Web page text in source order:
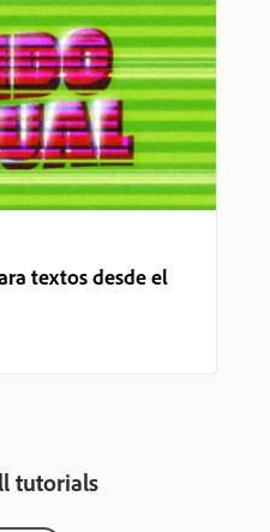
textos desde el
tutorials